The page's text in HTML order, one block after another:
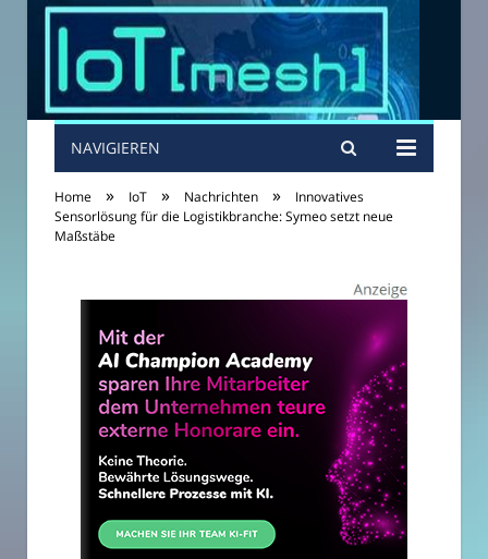
NAVIGIEREN
Home » IoT » Nachrichten »
Innovatives
Sensorlösung für die Logistikbranche: Symeo setzt neue
Maßstäbe